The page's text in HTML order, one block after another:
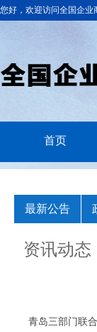
您好，欢迎访问全国企业
首页
最新公告
资讯动态
青岛三部门联